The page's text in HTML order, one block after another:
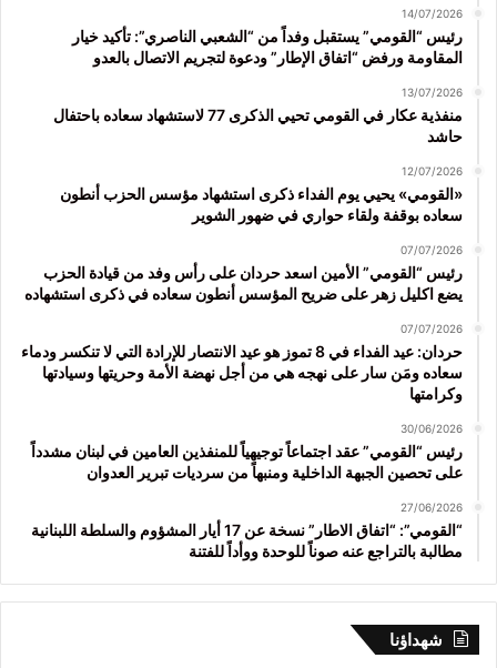
14/07/2026
رئيس “القومي” يستقبل وفداً من “الشعبي الناصري”: تأكيد خيار
المقاومة ورفض “اتفاق الإطار” ودعوة لتجريم الاتصال بالعدو
13/07/2026
منفذية عكار في القومي تحيي الذكرى 77 لاستشهاد سعاده باحتفال
حاشد
12/07/2026
«القومي» يحيي يوم الفداء ذكرى استشهاد مؤسس الحزب أنطون
سعاده بوقفة ولقاء حواري في ضهور الشوير
07/07/2026
رئيس “القومي” الأمين اسعد حردان على رأس وفد من قيادة الحزب
يضع اكليل زهر على ضريح المؤسس أنطون سعاده في ذكرى استشهاده
07/07/2026
حردان: عيد الفداء في 8 تموز هو عيد الانتصار للإرادة التي لا تنكسر ودماء
سعاده ومَن سار على نهجه هي من أجل نهضة الأمة وحريتها وسيادتها
وكرامتها
30/06/2026
رئيس “القومي” عقد اجتماعاً توجيهياً للمنفذين العامين في لبنان مشدداً
على تحصين الجبهة الداخلية ومنبهاً من سرديات تبرير العدوان
27/06/2026
“القومي”: “اتفاق الاطار” نسخة عن 17 أيار المشؤوم والسلطة اللبنانية
مطالبة بالتراجع عنه صوناً للوحدة ووأداً للفتنة
شهداؤنا